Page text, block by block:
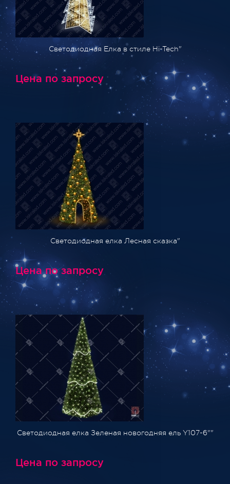
Светодиодная Елка в стиле Hi-Tech"
Цена по запросу
Светодиодная елка Лесная сказка"
Цена по запросу
Светодиодная елка Зеленая новогодняя ель Y107-6""
Цена по запросу